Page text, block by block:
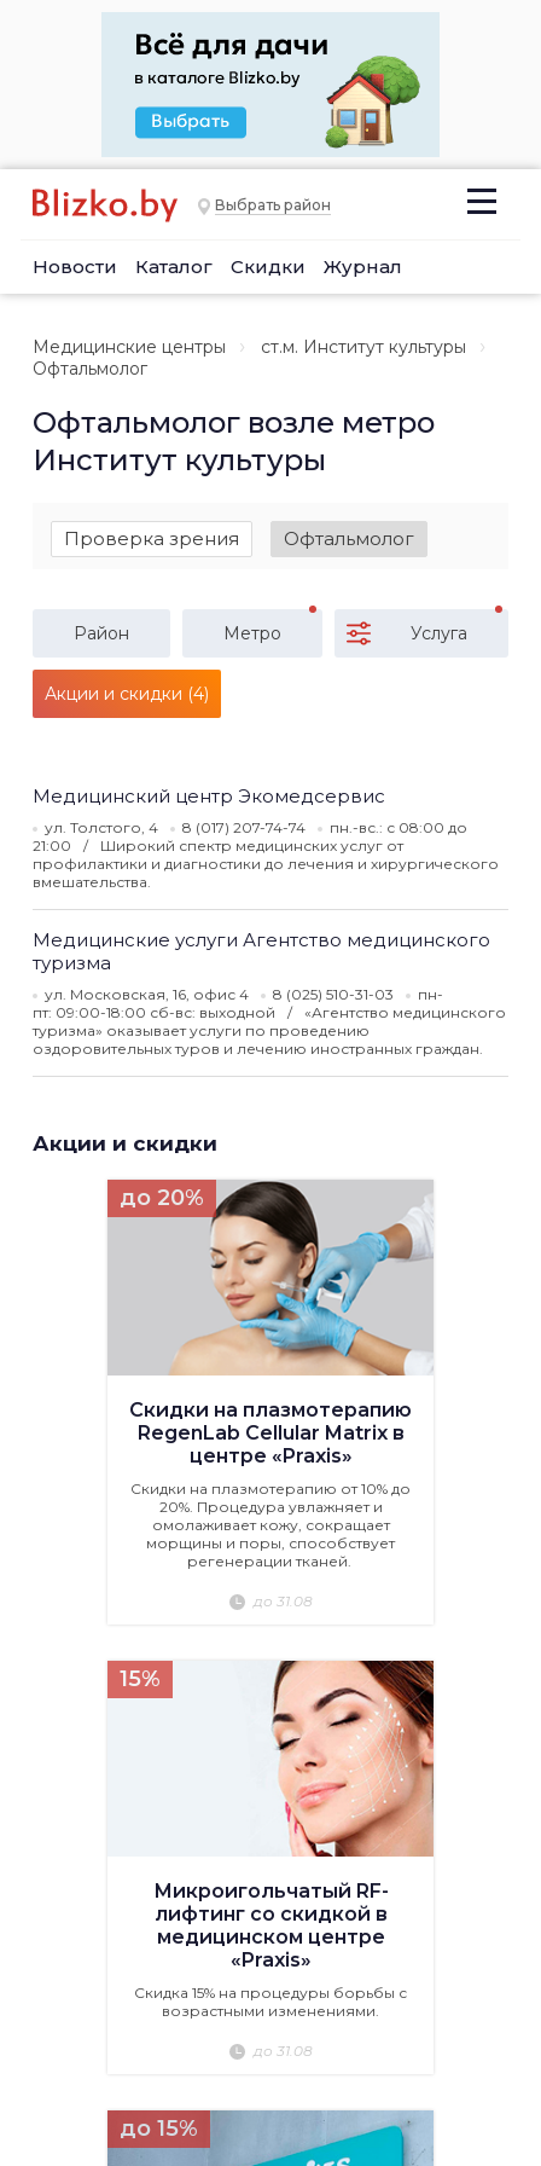
Выбрать район
Новости Каталог Скидки Журнал
Медицинские центры
ст.м. Институт культуры
Офтальмолог
Офтальмолог возле метро
Институт культуры
Проверка зрения Офтальмолог
Район Метро Услуга
Акции и скидки (4)
Медицинский центр Экомедсервис
ул. Толстого, 4 8 (017) 207-74-74
пн.-вс.: с 08:00 до
21:00
Широкий спектр медицинских услуг от
профилактики и диагностики до лечения и хирургического
вмешательства.
Медицинские услуги Агентство медицинского
туризма
ул. Московская, 16, офис 4 8 (025) 510-31-03
пн-
пт: 09:00-18:00 сб-вс: выходной
«Агентство медицинского
туризма» оказывает услуги по проведению
оздоровительных туров и лечению иностранных граждан.
Акции и скидки
до 20%
Скидки на плазмотерапию
RegenLab Cellular Matrix в
центре «Praxis»
Скидки на плазмотерапию от 10% до
20%. Процедура увлажняет и
омолаживает кожу, сокращает
морщины и поры, способствует
регенерации тканей.
до 31.08
15%
Микроигольчатый RF-
лифтинг со скидкой в
медицинском центре
«Praxis»
Скидка 15% на процедуры борьбы с
возрастными изменениями.
до 31.08
до 15%